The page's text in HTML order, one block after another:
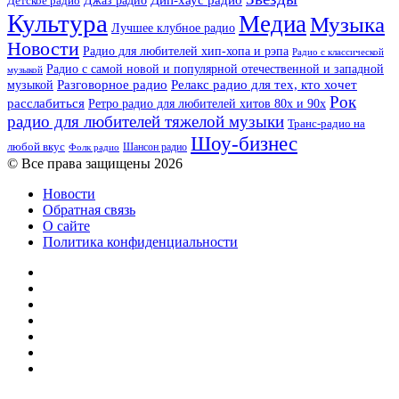
Культура Лучшее клубное радио МедиаМузыка
Новости Радио для любителей хип-хопа и рэпа Радио с классической
музыкой Радио с самой новой и популярной отечественной и западной
музыкой Разговорное радио Релакс радио для тех, кто хочет
расслабиться Ретро радио для любителей хитов 80х и 90х Рок
радио для любителей тяжелой музыки Транс-радио на
любой вкус Фолк радио Шансон радио Шоу-бизнес
© Все права защищены 2026
Новости
Обратная связь
О сайте
Политика конфиденциальности